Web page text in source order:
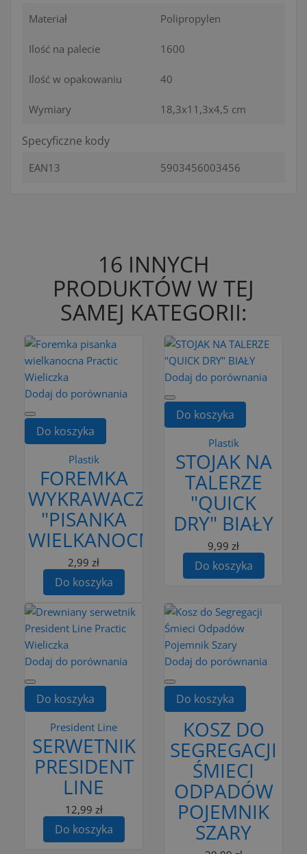
Materiał Polipropylen
Ilość na palecie 1600
Ilość w opakowaniu 40
Wymiary 18,3x11,3x4,5 cm
Specyficzne kody
EAN13 5903456003456
16 INNYCH
PRODUKTÓW W TEJ
SAMEJ KATEGORII:
Dodaj do porównania
Do koszyka
Plastik
FOREMKA
WYKRAWACZ
"PISANKA
WIELKANOCNA"
2,99 zł
Do koszyka
Dodaj do porównania
Do koszyka
Plastik
STOJAK NA
TALERZE
"QUICK
DRY" BIAŁY
9,99 zł
Do koszyka
Dodaj do porównania
Do koszyka
President Line
SERWETNIK
PRESIDENT
LINE
12,99 zł
Do koszyka
Dodaj do porównania
Do koszyka
KOSZ DO
SEGREGACJI
ŚMIECI
ODPADÓW
POJEMNIK
SZARY